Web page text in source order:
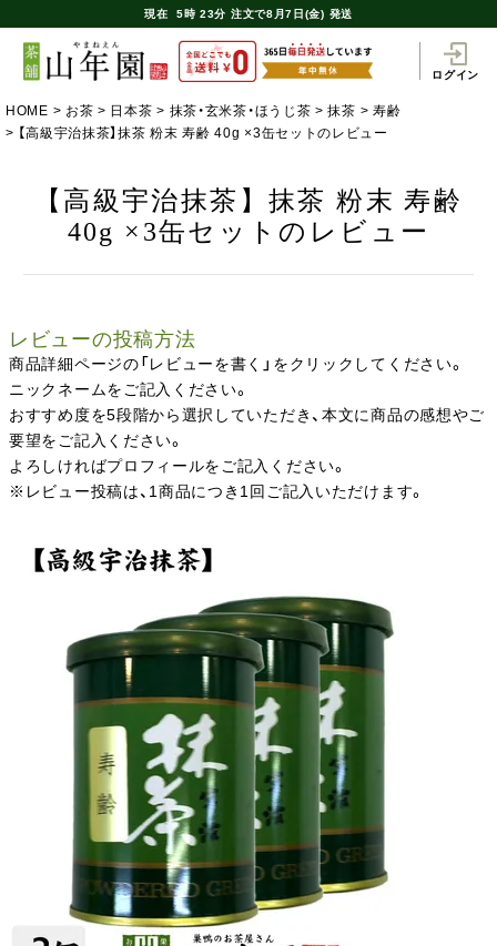
現在 5時 23分 注文で8月7日(金) 発送
ログイン
HOME お茶 日本茶 抹茶・玄米茶・ほうじ茶 抹茶
寿齢
【高級宇治抹茶】抹茶 粉末 寿齢 40g ×3缶セットのレビュー
【高級宇治抹茶】抹茶 粉末 寿齢
40g ×3缶セットのレビュー
レビューの投稿方法
商品詳細ページの「レビューを書く」をクリックしてください。
ニックネームをご記入ください。
おすすめ度を5段階から選択していただき、本文に商品の感想やご
要望をご記入ください。
よろしければプロフィールをご記入ください。
※レビュー投稿は、1商品につき1回ご記入いただけます。